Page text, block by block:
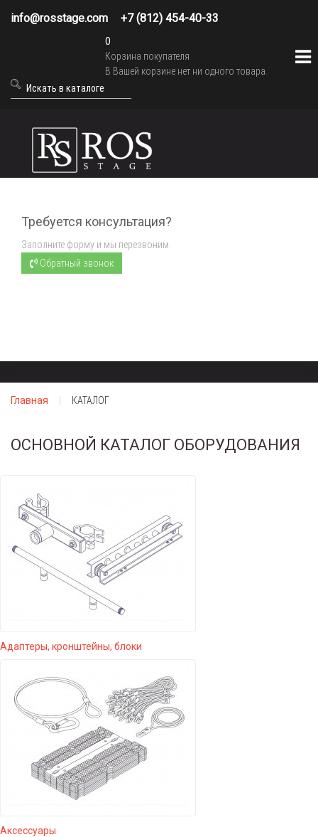
info@rosstage.com +7 (812) 454-40-33
0
Корзина покупателя
В Вашей корзине нет ни одного товара.
Требуется консультация?
Заполните форму и мы перезвоним.
Обратный звонок
Главная КАТАЛОГ
ОСНОВНОЙ КАТАЛОГ ОБОРУДОВАНИЯ
Адаптеры, кронштейны, блоки
Аксессуары